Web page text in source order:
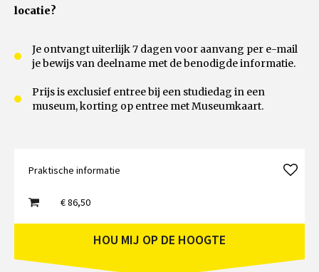
locatie?
Je ontvangt uiterlijk 7 dagen voor aanvang per e-mail
je bewijs van deelname met de benodigde informatie.
Prijs is exclusief entree bij een studiedag in een
museum, korting op entree met Museumkaart.
Praktische informatie
€ 86,50
HOU MIJ OP DE HOOGTE